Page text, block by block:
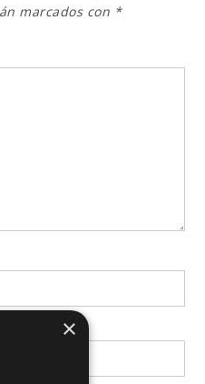
marcados con *
×